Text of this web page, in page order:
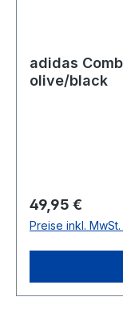
adidas
olive/black
Regulärer
49,95 €
Preise inkl.